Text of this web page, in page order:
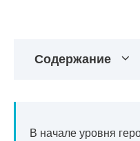
Содержание
В начале уровня